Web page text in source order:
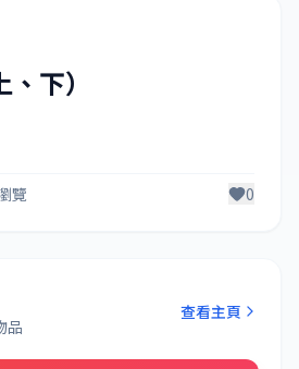
下）
覽 0
品
查看主頁